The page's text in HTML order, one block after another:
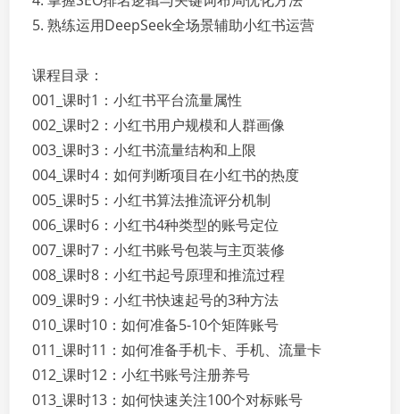
5. 熟练运用DeepSeek全场景辅助小红书运营
课程目录：
001_课时1：小红书平台流量属性
002_课时2：小红书用户规模和人群画像
003_课时3：小红书流量结构和上限
004_课时4：如何判断项目在小红书的热度
005_课时5：小红书算法推流评分机制
006_课时6：小红书4种类型的账号定位
007_课时7：小红书账号包装与主页装修
008_课时8：小红书起号原理和推流过程
009_课时9：小红书快速起号的3种方法
010_课时10：如何准备5-10个矩阵账号
011_课时11：如何准备手机卡、手机、流量卡
012_课时12：小红书账号注册养号
013_课时13：如何快速关注100个对标账号